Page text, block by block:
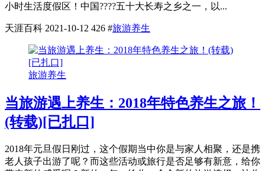
小时生活度假区！中国????五十大长寿之乡之一，以...
天涯百科 2021-10-12 426 #旅游养生
旅游养生
当旅游遇上养生：2018年特色养生之旅！
(转载)[已扎口]
2018年元旦假日刚过，这个假期当中你是与家人相聚，还是携
老人孩子出游了呢？而这些活动或旅行是否足够有新意，给你